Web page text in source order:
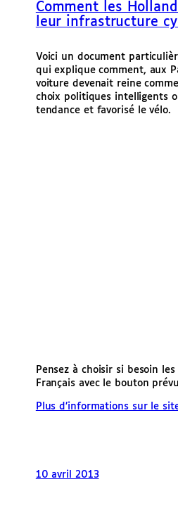
Comment les
leur infrastructure
Voici un document
qui explique comment, aux
voiture devenait reine
choix politiques intelligents
tendance et favorisé le vélo.
Pensez à choisir si besoin
Français avec le bouton
Plus d’informations sur le
10 avril 2013